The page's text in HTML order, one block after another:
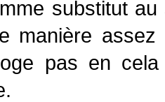
substitut au
manière assez
pas en